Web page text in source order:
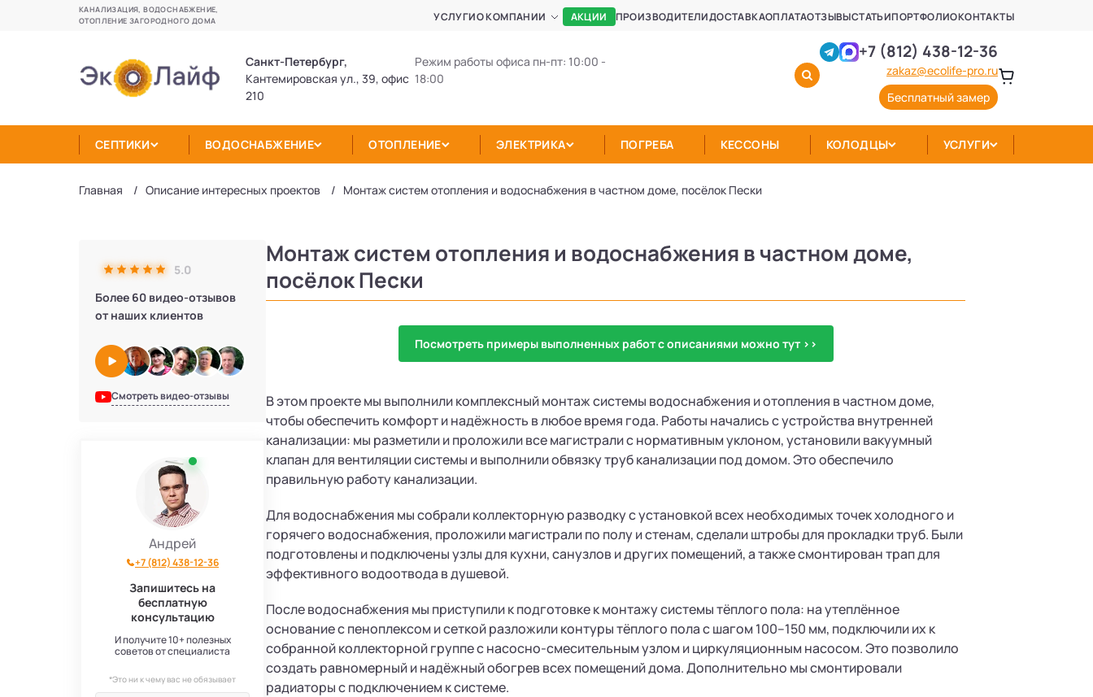
КАНАЛИЗАЦИЯ, ВОДОСНАБЖЕНИЕ,
ОТОПЛЕНИЕ ЗАГОРОДНОГО ДОМА
УСЛУГИО КОМПАНИИ АКЦИИ ПРОИЗВОДИТЕЛИДОСТАВКАОПЛАТАОТЗЫВЫСТАТЬИПОРТФОЛИОКОНТАКТЫ
Санкт-Петербург,
Кантемировская ул., 39, офис
210
Режим работы офиса пн-пт: 10:00 -
18:00
+7 (812) 438-12-36
zakaz@ecolife-pro.ru
Бесплатный замер
СЕПТИКИ ВОДОСНАБЖЕНИЕ ОТОПЛЕНИЕ ЭЛЕКТРИКА ПОГРЕБА КЕССОНЫ КОЛОДЦЫ УСЛУГИ
Главная Описание интересных проектов Монтаж систем отопления и водоснабжения в частном доме, посёлок Пески
5.0
Более 60 видео-отзывов
от наших клиентов
Смотреть видео-отзывы
Андрей
+7 (812) 438-12-36
Запишитесь на
бесплатную
консультацию
И получите 10+ полезных
советов от специалиста
*Это ни к чему вас не обязывает
Монтаж систем отопления и водоснабжения в частном доме,
посёлок Пески
Посмотреть примеры выполненных работ с описаниями можно тут >>
В этом проекте мы выполнили комплексный монтаж системы водоснабжения и отопления в частном доме,
чтобы обеспечить комфорт и надёжность в любое время года. Работы начались с устройства внутренней
канализации: мы разметили и проложили все магистрали с нормативным уклоном, установили вакуумный
клапан для вентиляции системы и выполнили обвязку труб канализации под домом. Это обеспечило
правильную работу канализации.
Для водоснабжения мы собрали коллекторную разводку с установкой всех необходимых точек холодного и
горячего водоснабжения, проложили магистрали по полу и стенам, сделали штробы для прокладки труб. Были
подготовлены и подключены узлы для кухни, санузлов и других помещений, а также смонтирован трап для
эффективного водоотвода в душевой.
После водоснабжения мы приступили к подготовке к монтажу системы тёплого пола: на утеплённое
основание с пеноплексом и сеткой разложили контуры тёплого пола с шагом 100–150 мм, подключили их к
собранной коллекторной группе с насосно-смесительным узлом и циркуляционным насосом. Это позволило
создать равномерный и надёжный обогрев всех помещений дома. Дополнительно мы смонтировали
радиаторы с подключением к системе.